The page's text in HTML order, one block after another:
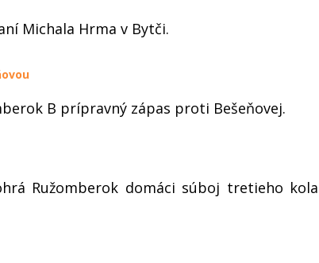
Michala Hrma v Bytči.
B prípravný zápas proti Bešeňovej.
Ružomberok domáci súboj tretieho kola